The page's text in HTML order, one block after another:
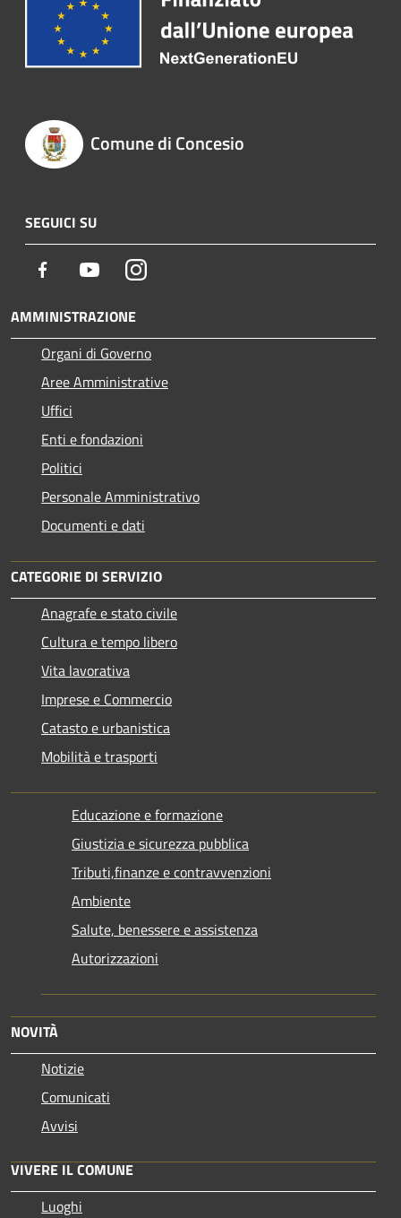
Comune di Concesio
SEGUICI SU
Facebook YoutubeInstagram
AMMINISTRAZIONE
Organi di Governo
Aree Amministrative
Uffici
Enti e fondazioni
Politici
Personale Amministrativo
Documenti e dati
CATEGORIE DI SERVIZIO
Anagrafe e stato civile
Cultura e tempo libero
Vita lavorativa
Imprese e Commercio
Catasto e urbanistica
Mobilità e trasporti
Educazione e formazione
Giustizia e sicurezza pubblica
Tributi,finanze e contravvenzioni
Ambiente
Salute, benessere e assistenza
Autorizzazioni
NOVITÀ
Notizie
Comunicati
Avvisi
VIVERE IL COMUNE
Luoghi